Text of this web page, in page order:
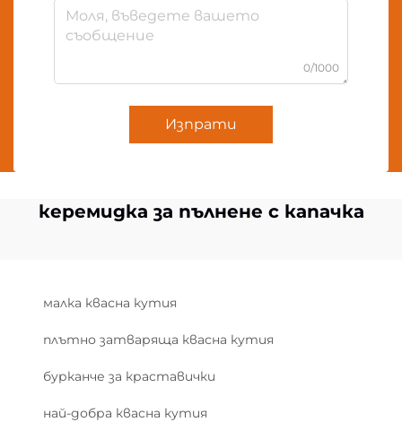
0/1000
Изпрати
керемидка за пълнене с капачка
малка квасна кутия
плътно затваряща квасна кутия
бурканче за краставички
най-добра квасна кутия